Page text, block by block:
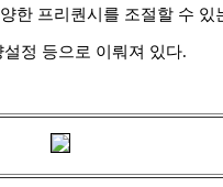
한 프리퀀시를 조절할 수 있
설정 등으로 이뤄져 있다.